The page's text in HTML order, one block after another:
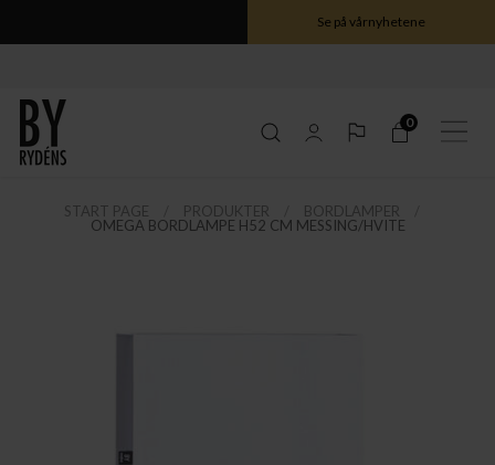
Se på vårnyhetene
0
START PAGE PRODUKTER
BORDLAMPER
OMEGA BORDLAMPE H52 CM MESSING/HVITE